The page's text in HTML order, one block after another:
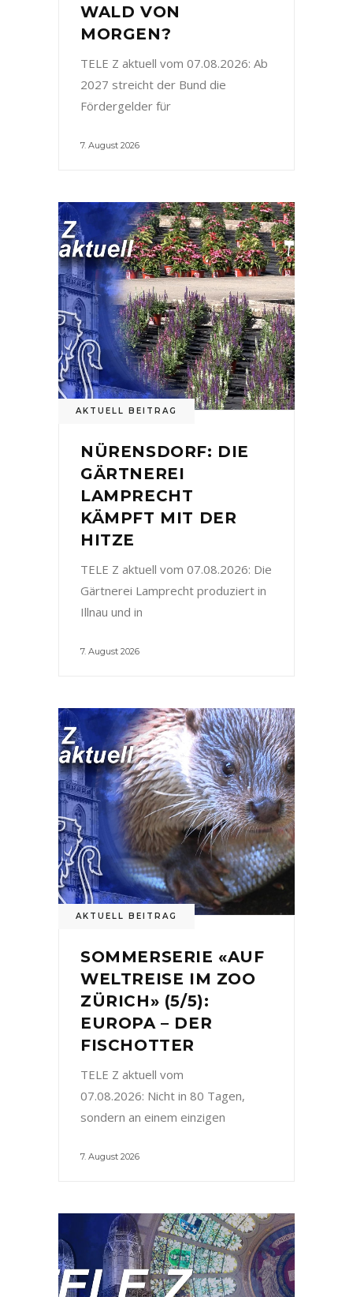
WALD VON
MORGEN?
TELE Z aktuell vom 07.08.2026: Ab
2027 streicht der Bund die
Fördergelder für
7. August 2026
AKTUELL BEITRAG
NÜRENSDORF: DIE
GÄRTNEREI
LAMPRECHT
KÄMPFT MIT DER
HITZE
TELE Z aktuell vom 07.08.2026: Die
Gärtnerei Lamprecht produziert in
Illnau und in
7. August 2026
AKTUELL BEITRAG
SOMMERSERIE «AUF
WELTREISE IM ZOO
ZÜRICH» (5/5):
EUROPA – DER
FISCHOTTER
TELE Z aktuell vom
07.08.2026: Nicht in 80 Tagen,
sondern an einem einzigen
7. August 2026